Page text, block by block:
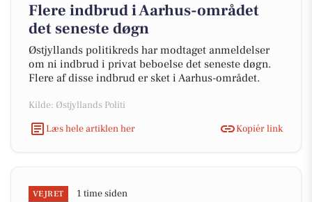
Flere indbrud i Aarhus-området
det seneste døgn
Østjyllands politikreds har modtaget anmeldelser
om ni indbrud i privat beboelse det seneste døgn.
Flere af disse indbrud er sket i Aarhus-området.
Kilde: Østjyllands Politi
Læs hele artiklen her
Kopiér link
VEJRET 1 time siden